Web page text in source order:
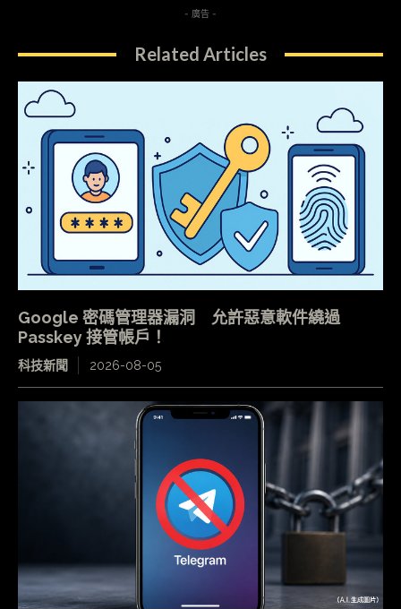
- 廣告 -
Related Articles
Google 密碼管理器漏洞 允許惡意軟件繞過
Passkey 接管帳戶！
科技新聞 2026-08-05